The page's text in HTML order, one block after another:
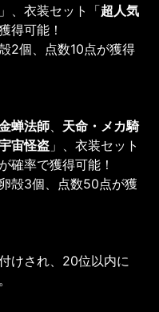
」、衣装セット「超人気
得可能！
2個、点数10点が獲得
蝉法師
天命・メカ騎
宙怪盗 」、衣装セット
確率で獲得可能！
殻3個、点数50点が獲
けされ、20位以内に